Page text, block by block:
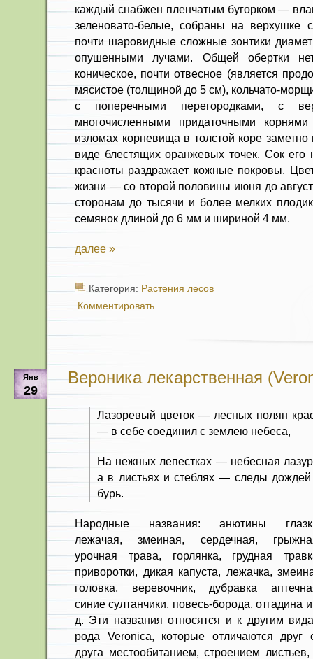
каждый снабжен плен­чатым бугорком —
зелено­вато-белые, собраны на верхушке
почти шаровидные сложные зонтики
опушенными лучами. Общей обертки
коническое, почти отвесное (является
мясистое (толщиной до 5 см), кольчато-
с поперечными перегородками, с
многочисленными придаточными
изломах корневища в толстой коре
виде блестящих оран­жевых точек. Сок его
красноты раздражает кожные покровы.
жизни — со второй половины июня до
сторонам до тысячи и более мелких
семянок длиной до 6 мм и шириной 4 мм.
далее »
Категория: Растения лесов
Комментировать
Янв
29
Вероника лекарственная
Лазоревый цветок — лесных полян
— в себе соединил с землею небеса,
На нежных лепестках — небесная
а в листьях и стеблях — следы
бурь.
Народные названия: анютины
лежачая, змеиная, сердечная,
урочная трава, горлянка, грудная
приворотки, дикая капуста, лежачка,
головка, веревочник, дубравка
синие султан­чики, повесь-борода, отгадина и
д. Эти названия от­носятся и к другим
рода Veronica, которые отли­чаются друг
друга местообитанием, строением